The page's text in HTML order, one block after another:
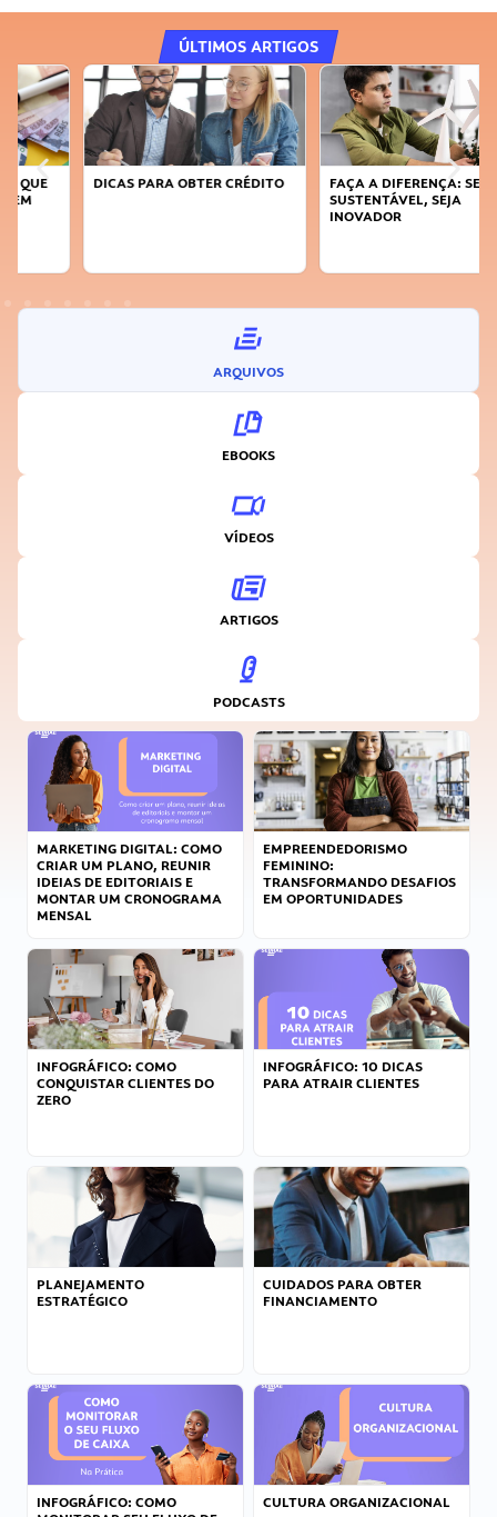
ÚLTIMOS ARTIGOS
DICAS PARA OBTER CRÉDITO
FAÇA A DIFERENÇA: SEJA
SUSTENTÁVEL, SEJA
INOVADOR
ARQUIVOS
EBOOKS
VÍDEOS
ARTIGOS
PODCASTS
MARKETING DIGITAL: COMO
CRIAR UM PLANO, REUNIR
IDEIAS DE EDITORIAIS E
MONTAR UM CRONOGRAMA
MENSAL
EMPREENDEDORISMO
FEMININO:
TRANSFORMANDO DESAFIOS
EM OPORTUNIDADES
INFOGRÁFICO: COMO
CONQUISTAR CLIENTES DO
ZERO
INFOGRÁFICO: 10 DICAS
PARA ATRAIR CLIENTES
PLANEJAMENTO
ESTRATÉGICO
CUIDADOS PARA OBTER
FINANCIAMENTO
INFOGRÁFICO: COMO
CULTURA ORGANIZACIONAL